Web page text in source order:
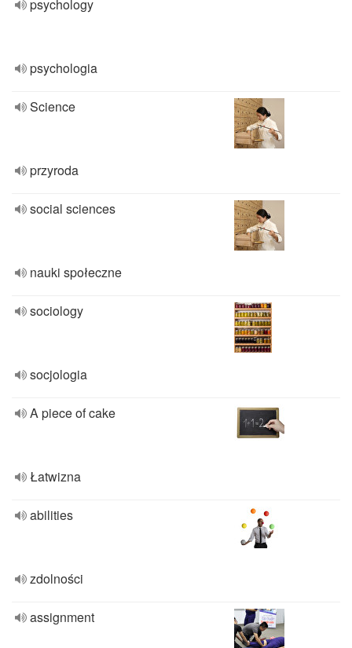
psychology
psychologia
Science
przyroda
social sciences
nauki społeczne
sociology
socjologia
A piece of cake
Łatwizna
abilities
zdolności
assignment